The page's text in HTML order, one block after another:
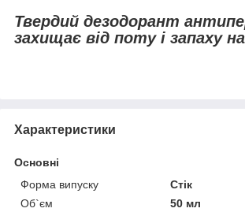
Твердий дезодорант
захищає від поту і запаху
Характеристики
Основні
Форма випуску
Стік
Об`єм
50 мл